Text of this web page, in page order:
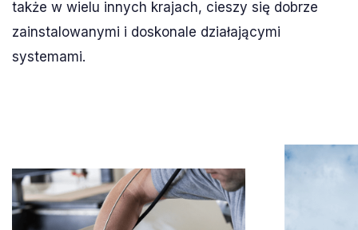
także w wielu innych krajach, cieszy się dobrze
zainstalowanymi i doskonale działającymi
systemami.